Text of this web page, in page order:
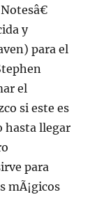
y
para el
el
si este es
hasta llegar
para
mÃ¡gicos